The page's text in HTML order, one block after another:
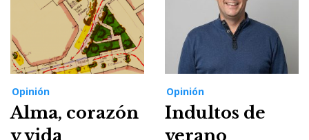
Opinión
Alma, corazón
y vida
Opinión
Indultos de
verano